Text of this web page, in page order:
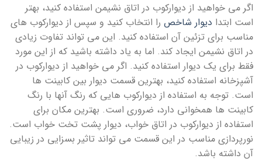
اگر می خواهید از دیوارکوب در اتاق نشیمن استفاده کنید، بهتر
است ابتدا دیوار شاخص را انتخاب کنید و سپس از دیوارکوب های
مناسب برای تزئین آن استفاده کنید. این می تواند تفاوت زیادی
در اتاق نشیمن ایجاد کند. اما به یاد داشته باشید که از این مورد
فقط برای یک دیوار استفاده کنید. اگر می خواهید از دیوارکوب در
آشپزخانه استفاده کنید، بهترین قسمت دیوار بین کابینت ها
است. توجه به استفاده از دیوارکوب هایی که رنگ آنها با رنگ
کابینت ها همخوانی دارد، ضروری است. بهترین مکان برای
استفاده از دیوارکوب در اتاق خواب، دیوار پشت تخت خواب است.
نورپردازی مناسب در این قسمت می تواند تاثیر بسزایی در زیبایی
آن داشته باشد.